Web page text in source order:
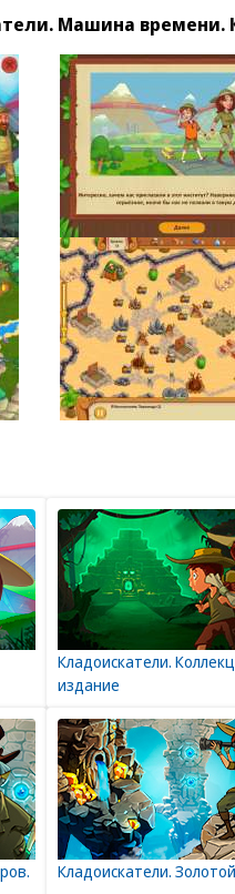
Машина времени.
Кладоискатели.
издание
Кладоискатели.